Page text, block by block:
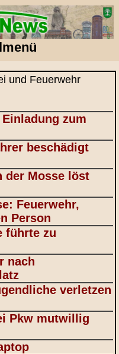
und Feuerwehr
zum
beschädigt
der Mosse löst
Feuerwehr,
Person
führte zu
nach
verletzen
Pkw mutwillig